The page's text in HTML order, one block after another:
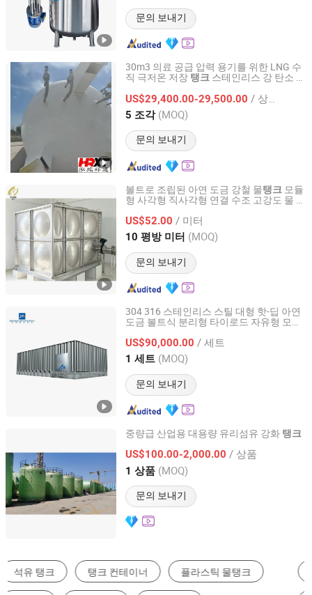
문의 보내기
30m3 의료 공급 압력 용기를 위한 LNG 수
직 극저온 저장 탱크 스테인리스 강 탄소 강
US$29,400.00-29,500.00 / 상품
5 조각 (MOQ)
문의 보내기
Hebei Hongrui Xiangtong Heavy Industry Co., Ltd.
이후 2026
볼트로 조립된 아연 도금 강철 물탱크 모듈
형 사각형 직사각형 연결 수조 고강도 물 저
US$52.00 / 미터
10 평방 미터 (MOQ)
문의 보내기
JINAN YINHE WATER SUPPLY AND DRAINAGE
EQUIPMENT CO., LTD.
Shandong, China 이후 2026
304 316 스테인리스 스틸 대형 핫-딥 아연
도금 볼트식 분리형 타이로드 자유형 모듈
장용
US$90,000.00 / 세트
1 세트 (MOQ)
문의 보내기
Jiangsu Mingxing Water Supply Equipment Co., Ltd
Jiangsu, China 이후 2026
중량급 산업용 대용량 유리섬유 강화 탱크
US$100.00-2,000.00 / 상품
1 상품 (MOQ)
문의 보내기
Hengshui Xinyi Composite Materials Co., Ltd.
Hebei, China 이후 2025
압력 용기 화학 물질 저장 & 수송 장비 물 탱크